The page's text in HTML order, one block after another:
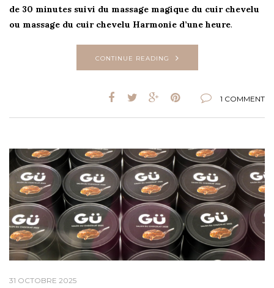
de 30 minutes suivi du massage magique du cuir chevelu
ou massage du cuir chevelu Harmonie d’une heure.
CONTINUE READING
1 COMMENT
31 OCTOBRE 2025